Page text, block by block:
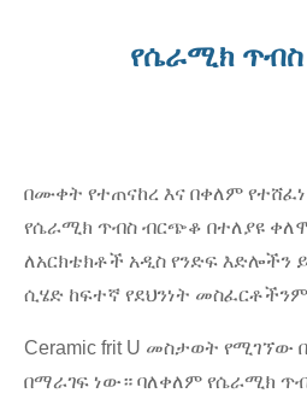
የሴራሚክ
በሙቀት የተጠናከረ እና በቀለም
የሴራሚክ ጥብስ ብርጭቆ በተለያዩ
ለአርክቴክቶች አዲስ የንድፍ እድሎችን
ሲሄድ ከፍተኛ የደህንነት
Ceramic frit U መስታወት የሚገኘው
በማራገፍ ነው። ባለቀለም የሴራሚክ